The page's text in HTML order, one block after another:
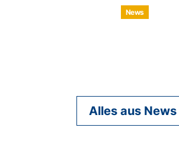
News
Alles aus News